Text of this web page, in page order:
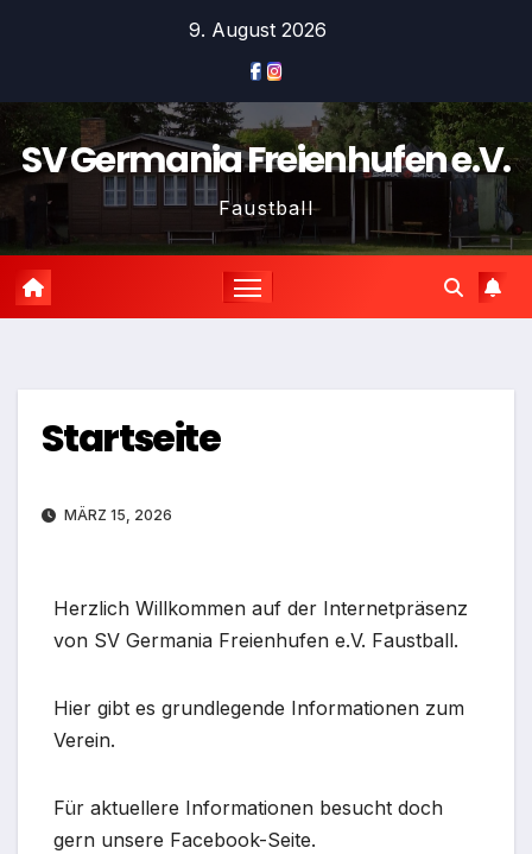
9. August 2026
SV Germania Freienhufen e.V.
Faustball
Startseite
MÄRZ 15, 2026
Herzlich Willkommen auf der Internetpräsenz
von SV Germania Freienhufen e.V. Faustball.
Hier gibt es grundlegende Informationen zum
Verein.
Für aktuellere Informationen besucht doch
gern unsere Facebook-Seite.